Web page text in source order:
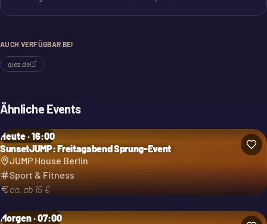
AUCH VERFÜGBAR BEI
qiez.de
Ähnliche Events
Heute · 16:00
SunsetJUMP: Freitagabend Sprung-Event
JUMP House Berlin
Sport & Fitness
ca. ab 15 €
Morgen · 07:00